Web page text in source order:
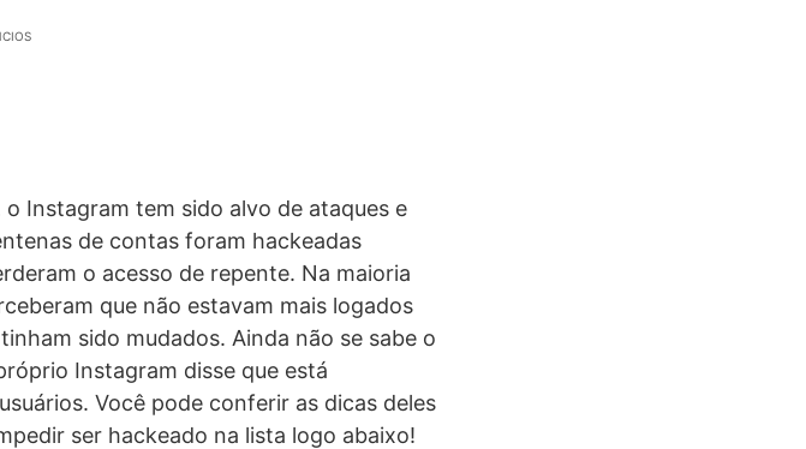
Instagram tem sido alvo de ataques e
de contas foram hackeadas
o acesso de repente. Na maioria
que não estavam mais logados
sido mudados. Ainda não se sabe o
Instagram disse que está
Você pode conferir as dicas deles
ser hackeado na lista logo abaixo!